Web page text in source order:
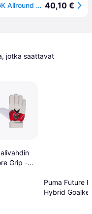
Hummel Maalivahdin käsineet - hmlGK Allround Grip - Valkoinen - Hummel Teamsport - 9 - Maalivahdin käsineet 40,10 €
jotka saattavat
Grip -
Puma Future
Hybrid